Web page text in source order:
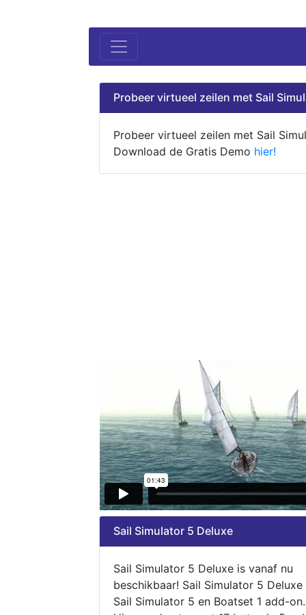
Probeer virtueel zeilen met Sail
Probeer virtueel zeilen met Sail
Download de Gratis Demo hier!
Sail Simulator 5 Deluxe
Sail Simulator 5 Deluxe is vanaf nu
beschikbaar! Sail Simulator 5
Sail Simulator 5 en Boatset 1 add-on.